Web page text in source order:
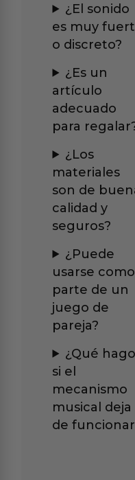
¿El sonido
es muy
o discreto?
¿Es un
artículo
adecuado
para
¿Los
materiales
son de
calidad y
seguros?
¿Puede
usarse como
parte de un
juego de
pareja?
¿Qué hago
si el
mecanismo
musical deja
de